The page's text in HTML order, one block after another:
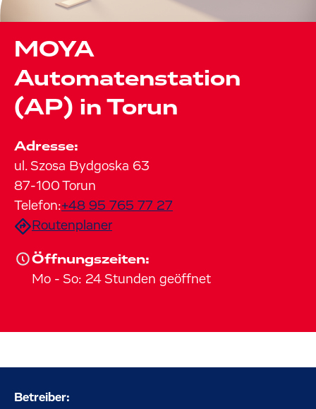
MOYA
Automatenstation
(AP) in Torun
Adresse:
ul. Szosa Bydgoska 63
87-100 Torun
Telefon:+48 95 765 77 27
Routenplaner
Öffnungszeiten:
Mo - So: 24 Stunden geöffnet
Betreiber: